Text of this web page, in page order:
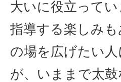
大いに役立って
指導する楽しみ
の場を広げたい
が、いままで太